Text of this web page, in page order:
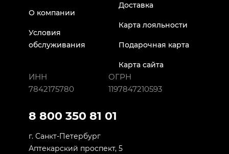
О компании
Условия
обслуживания
Доставка
Карта лояльности
Подарочная карта
Карта сайта
ИНН
7842175780
ОГРН
1197847210593
8 800 350 81 01
г. Санкт-Петербург
Аптекарский проспект, 5